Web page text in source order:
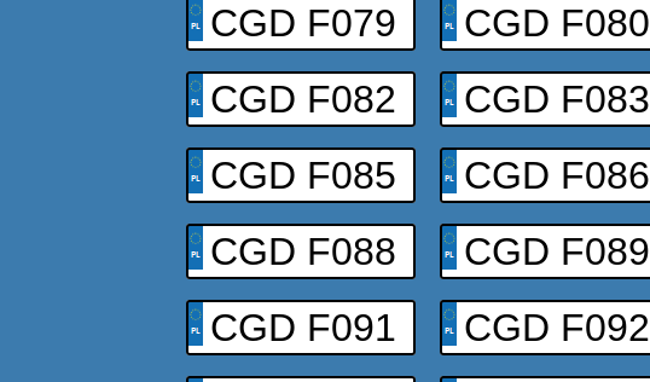
CGD F079
CGD F080
CGD F082
CGD F083
CGD F085
CGD F086
CGD F088
CGD F089
CGD F091
CGD F092